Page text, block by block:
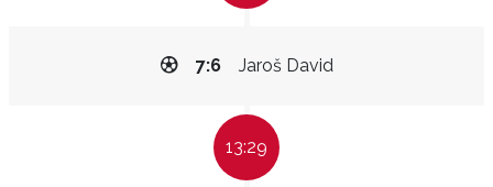
Jaroš David
7:6
13:29